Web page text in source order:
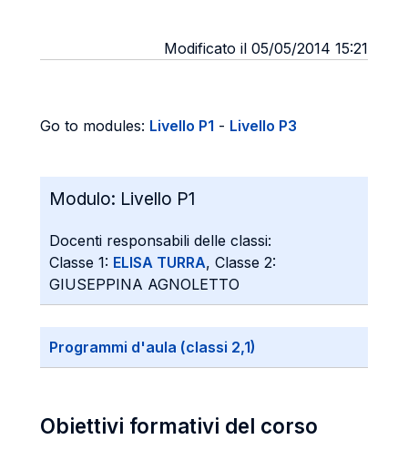
Modificato il 05/05/2014 15:21
Go to modules: Livello P1 - Livello P3
Modulo: Livello P1
Docenti responsabili delle classi:
Classe 1: ELISA TURRA, Classe 2:
GIUSEPPINA AGNOLETTO
Programmi d'aula (classi 2,1)
Obiettivi formativi del corso